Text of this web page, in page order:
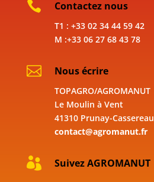
 Contactez nous
T1 : +33 02 34 44 59 42
M :+33 06 27 68 43 78
 Nous écrire
TOPAGRO/AGROMANUT
Le Moulin à Vent
41310 Prunay-Cassereau
contact@agromanut.fr
 Suivez AGROMANUT